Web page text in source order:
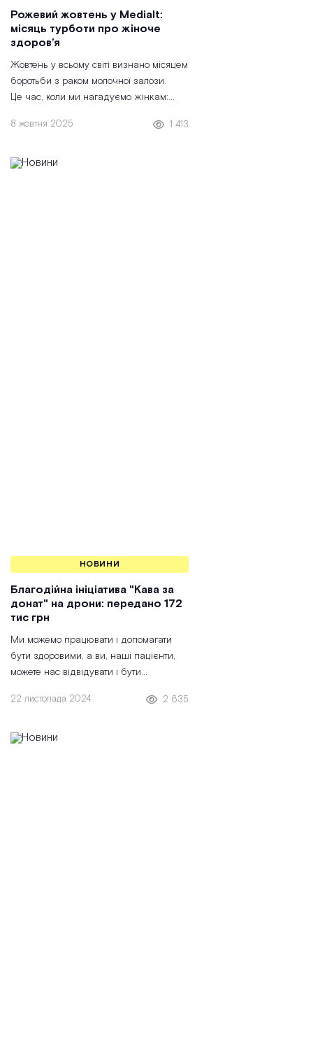
Рожевий жовтень у Medialt:
місяць турботи про жіноче
здоров’я
Жовтень у всьому світі визнано місяцем
боротьби з раком молочної залози.
Це час, коли ми нагадуємо жінкам:
Щороку понад 2,3 млн жінок отримують
8 жовтня 2025 1 413
НОВИНИ
Благодійна ініціатива "Кава за
донат" на дрони: передано 172
тис грн
Ми можемо працювати і допомагати
бути здоровими, а ви, наші пацієнти,
можете нас відвідувати і бути
захищає на фронті. Тому, разом з ГО
22 листопада 2024 2 635